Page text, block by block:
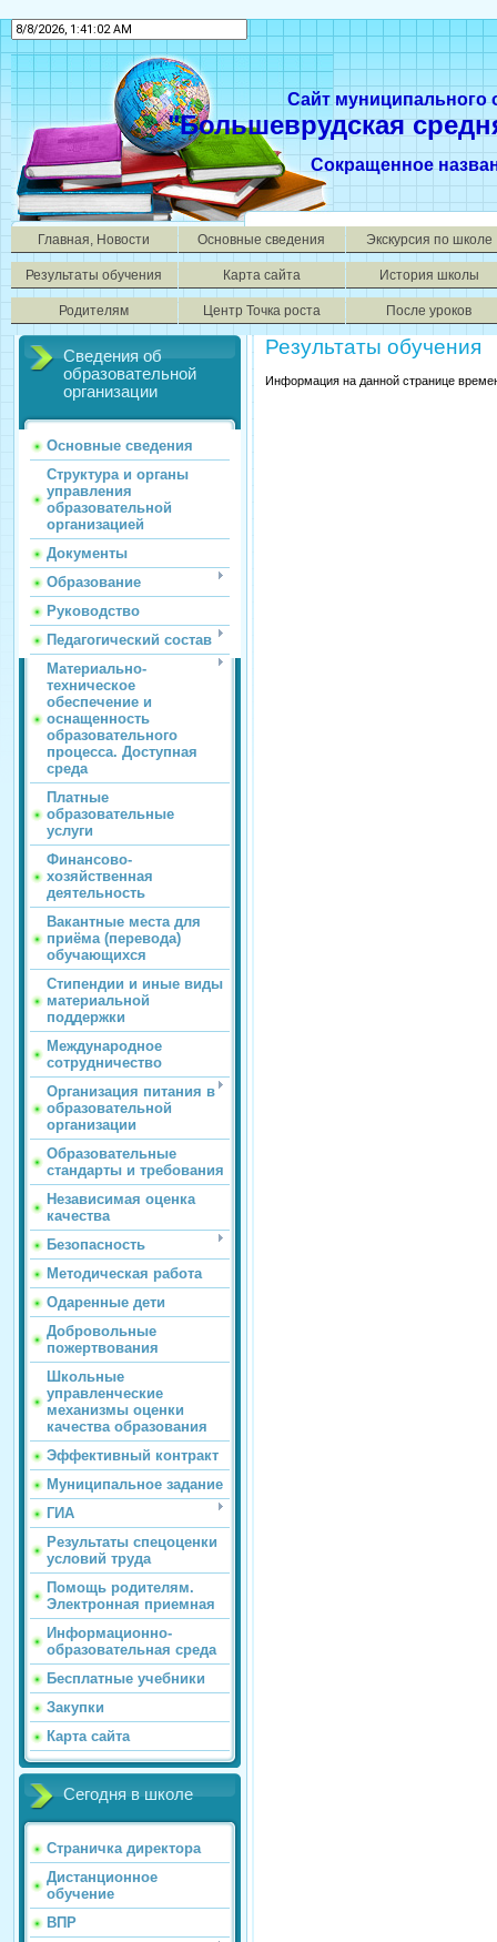
Сайт муниципального
"Большеврудская
Сокращенное
Главная, Новости Основные сведения Экскурсия по школе
Результаты обучения Карта сайта История школы
Родителям Центр Точка роста После уроков
Сведения об
образовательной
организации
Основные сведения
Структура и органы
управления
образовательной
организацией
Документы
Образование
Руководство
Педагогический состав
Материально-
техническое
обеспечение и
оснащенность
образовательного
процесса. Доступная
среда
Платные
образовательные
услуги
Финансово-
хозяйственная
деятельность
Вакантные места для
приёма (перевода)
обучающихся
Стипендии и иные виды
материальной
поддержки
Международное
сотрудничество
Организация питания в
образовательной
организации
Образовательные
стандарты и требования
Независимая оценка
качества
Безопасность
Методическая работа
Одаренные дети
Добровольные
пожертвования
Школьные
управленческие
механизмы оценки
качества образования
Эффективный контракт
Муниципальное задание
ГИА
Результаты спецоценки
условий труда
Помощь родителям.
Электронная приемная
Информационно-
образовательная среда
Бесплатные учебники
Закупки
Карта сайта
Сегодня в школе
Страничка директора
Дистанционное
обучение
ВПР
Результаты обучения
Информация на данной странице